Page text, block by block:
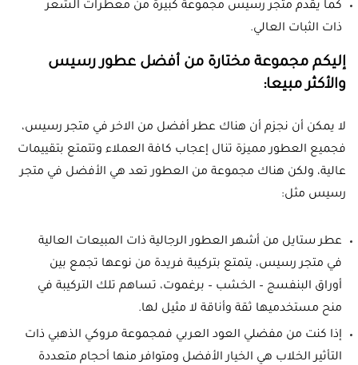
كما يقدم متجر رسيس مجموعة كبيرة من معطرات الشعر
ذات الثبات العالي.
إليكم مجموعة مختارة من أفضل عطور رسيس
والأكثر مبيعا:
لا يمكن أن نجزم أن هناك عطر أفضل من الاخر في متجر رسيس،
فجميع العطور مميزة تنال إعجاب كافة العملاء وتتمتع بتقييمات
عالية، ولكن هناك مجموعة من العطور تعد هي الأفضل في متجر
رسيس مثل:
عطر ستايل من أشهر العطور الرجالية ذات المبيعات العالية
في متجر رسيس، يتمتع بتركيبة فريدة من نوعها تجمع بين
أوراق البنفسج – الخشب – برغموت، تساهم تلك التركيبة في
منح مستخدميها ثقة وأناقة لا مثيل لها.
إذا كنت من مفضلي العود العربي فمجموعة مروكي الذهبي ذات
التأثير الخلاب هي الخيار الأفضل ومتوافر منها أحجام متعددة